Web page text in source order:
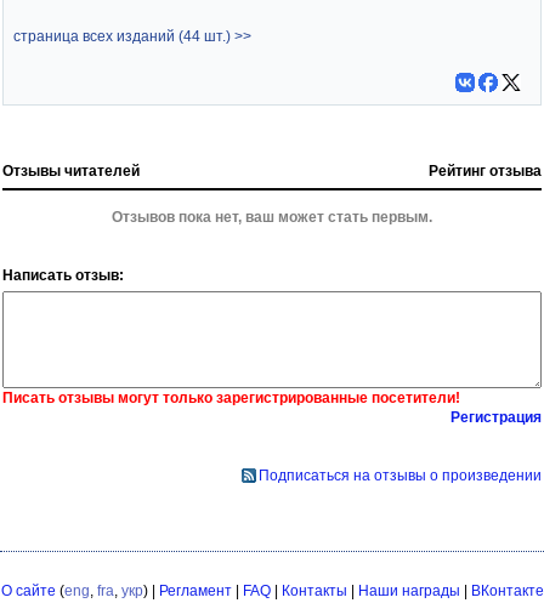
страница всех изданий (44 шт.) >>
Отзывы читателей Рейтинг отзыва
Отзывов пока нет, ваш может стать первым.
Написать отзыв:
Писать отзывы могут только зарегистрированные посетители!
Регистрация
Подписаться на отзывы о произведении
О сайте (eng fra укр) | Регламент| FAQ| Контакты | Наши награды | ВКонтакте